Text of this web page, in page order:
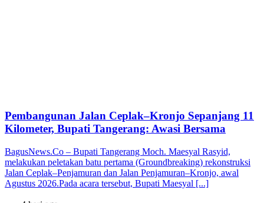
Pembangunan Jalan Ceplak–Kronjo Sepanjang 11
Kilometer, Bupati Tangerang: Awasi Bersama
BagusNews.Co – Bupati Tangerang Moch. Maesyal Rasyid,
melakukan peletakan batu pertama (Groundbreaking) rekonstruksi
Jalan Ceplak–Penjamuran dan Jalan Penjamuran–Kronjo, awal
Agustus 2026.Pada acara tersebut, Bupati Maesyal [...]